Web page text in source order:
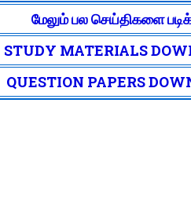
மேலும் பல செய்திகளை
STUDY MATERIALS
QUESTION PAPERS